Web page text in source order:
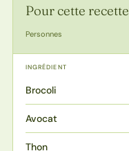
Pour cette recette
Personnes
INGRÉDIENT
Brocoli
Avocat
Thon